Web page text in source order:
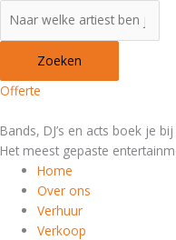
zoeken
Zoeken
Offerte
Bands, DJ’s en acts boek je
Het meest gepaste
Home
Over ons
Verhuur
Verkoop
aantal